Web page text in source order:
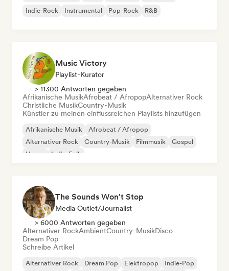
Indie-Rock
Instrumental Pop-Rock R&B
Music Victory
Playlist-Kurator
> 11300 Antworten gegeben
Afrikanische MusikAfrobeat / AfropopAlternativer Rock
Christliche MusikCountry-Musik
Künstler zu meinen einflussreichen Playlists hinzufügen
Afrikanische Musik
Afrobeat / Afropop
Alternativer Rock
Country-Musik Filmmusik
Gospel
House
Indie-Folk
The Sounds Won't Stop
Media Outlet/Journalist
> 6000 Antworten gegeben
Alternativer RockAmbientCountry-MusikDisco
Dream Pop
Schreibe Artikel
Alternativer Rock Dream Pop Elektropop
Indie-Pop